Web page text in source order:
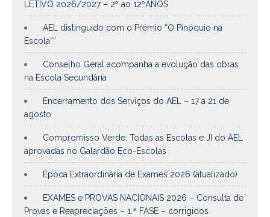
LETIVO 2026/2027 – 2º ao 12ºANOS
AEL distinguido com o Prémio “O Pinóquio na
Escola””
Conselho Geral acompanha a evolução das obras
na Escola Secundária
Encerramento dos Serviços do AEL – 17 a 21 de
agosto
Compromisso Verde: Todas as Escolas e JI do AEL
aprovadas no Galardão Eco-Escolas
Época Extraordinária de Exames 2026 (atualizado)
EXAMES e PROVAS NACIONAIS 2026 – Consulta de
Provas e Reapreciações – 1.ª FASE – corrigidos